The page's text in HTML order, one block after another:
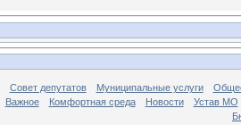
Совет депутатов Муниципальные услуги
Важное Комфортная среда Новости
Устав МО